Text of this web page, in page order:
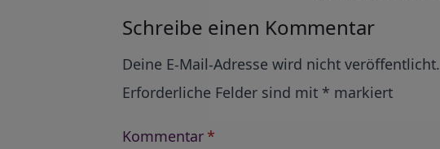
Schreibe einen Kommentar
Deine E-Mail-Adresse wird nicht veröffentlicht.
Erforderliche Felder sind mit * markiert
Kommentar *